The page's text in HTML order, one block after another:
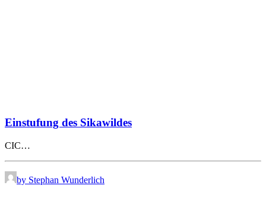
Einstufung des Sikawildes
CIC…
by Stephan Wunderlich